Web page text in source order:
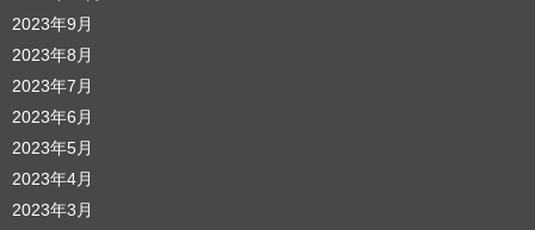
2023年9月
2023年8月
2023年7月
2023年6月
2023年5月
2023年4月
2023年3月